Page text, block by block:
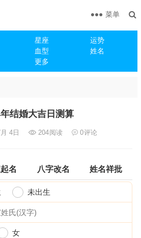
星座
运势
血型
姓名
更多
菜单
结婚大吉日测算
4日 204阅读 0评论
名 八字改名 姓名祥批
未出生
女